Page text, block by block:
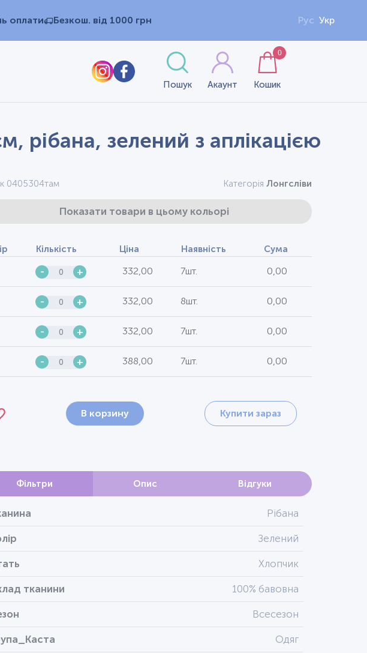
оплати Безкош. від 1000 грн Рус Укр
Пошук Акаунт Кошик
0
рібана, зелений з аплікацією
0405304там Категорія Лонгсліви
Показати товари в цьому кольорі
Кількість Ціна Наявність Сума
- + 332,00 7шт. 0,00
- + 332,00 8шт. 0,00
- + 332,00 7шт. 0,00
- + 388,00 7шт. 0,00
В корзину Купити зараз
Фільтри Опис Відгуки
Рібана
Зелений
Хлопчик
тканини 100% бавовна
Всесезон
Одяг